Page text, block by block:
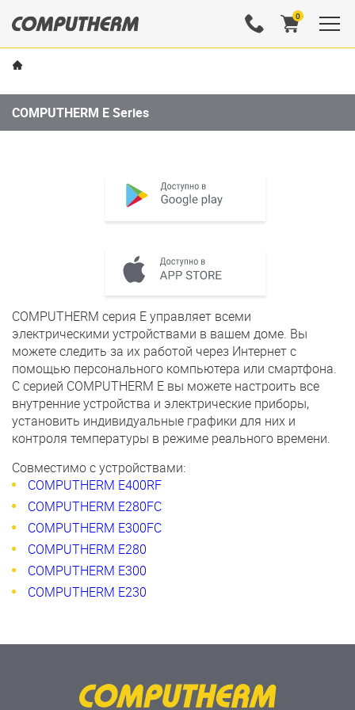
0
COMPUTHERM E Series
COMPUTHERM серия E управляет всеми
электрическими устройствами в вашем доме. Вы
можете следить за их работой через Интернет с
помощью персонального компьютера или смартфона.
С серией COMPUTHERM E вы можете настроить все
внутренние устройства и электрические приборы,
установить индивидуальные графики для них и
контроля температуры в режиме реального времени.
Совместимо с устройствами:
COMPUTHERM E400RF
COMPUTHERM E280FC
COMPUTHERM E300FC
COMPUTHERM E280
COMPUTHERM E300
COMPUTHERM E230